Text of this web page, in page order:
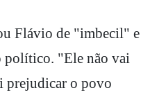
Flávio de "imbecil" e
"Ele não vai
prejudicar o povo